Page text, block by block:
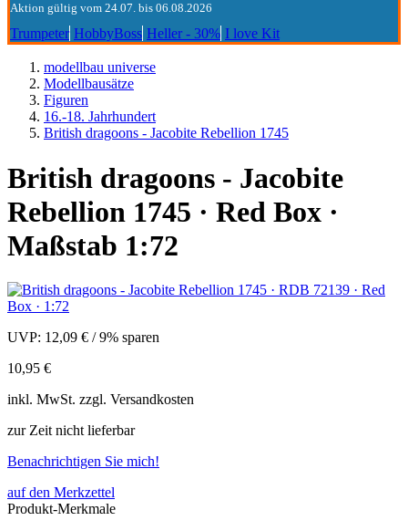
Aktion gültig vom 24.07. bis 06.08.2026
Trumpeter HobbyBoss Heller - 30% I love Kit
modellbau universe
Modellbausätze
Figuren
16.-18. Jahrhundert
British dragoons - Jacobite Rebellion 1745
British dragoons - Jacobite
Rebellion 1745 · Red Box ·
Maßstab 1:72
UVP: 12,09 € /9% sparen
10,95 €
inkl. MwSt. zzgl. Versandkosten
zur Zeit nicht lieferbar
Benachrichtigen Sie mich!
auf den Merkzettel
Produkt-Merkmale